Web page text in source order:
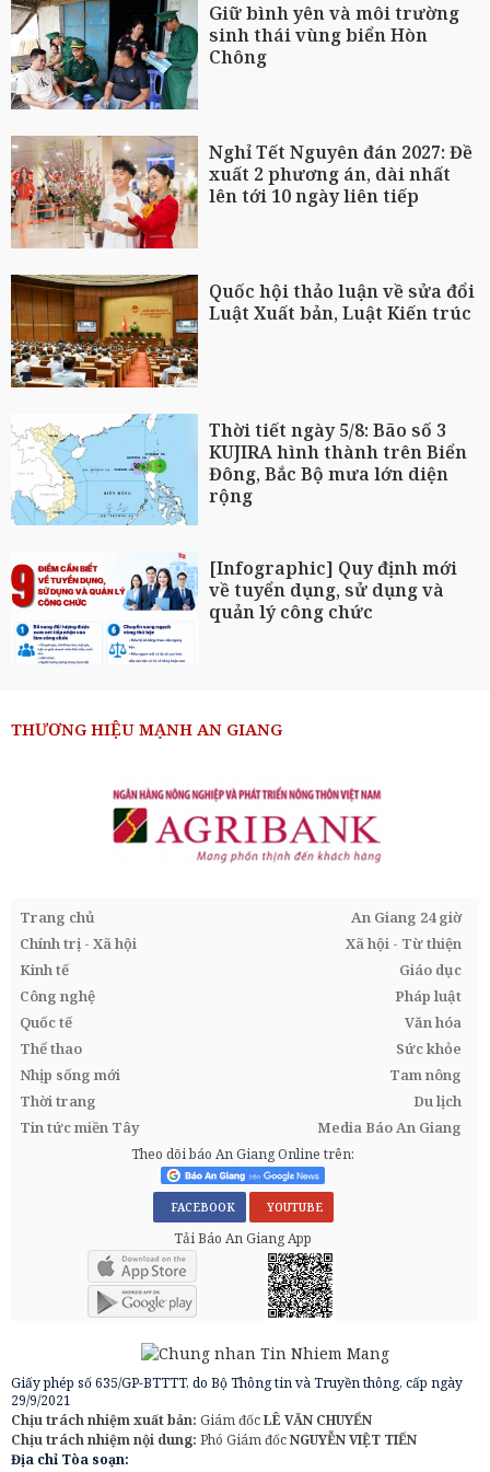
Giữ bình yên và môi trường
sinh thái vùng biển Hòn
Chông
Nghỉ Tết Nguyên đán 2027: Đề
xuất 2 phương án, dài nhất
lên tới 10 ngày liên tiếp
Quốc hội thảo luận về sửa đổi
Luật Xuất bản, Luật Kiến trúc
Thời tiết ngày 5/8: Bão số 3
KUJIRA hình thành trên Biển
Đông, Bắc Bộ mưa lớn diện
rộng
[Infographic] Quy định mới
về tuyển dụng, sử dụng và
quản lý công chức
THƯƠNG HIỆU MẠNH AN GIANG
Trang chủ
An Giang 24 giờ
Chính trị - Xã hội
Xã hội - Từ thiện
Kinh tế
Giáo dục
Công nghệ
Pháp luật
Quốc tế
Văn hóa
Thể thao
Sức khỏe
Nhịp sống mới
Tam nông
Thời trang
Du lịch
Tin tức miền Tây
Media Báo An Giang
Theo dõi báo An Giang Online trên:
FACEBOOK YOUTUBE
Tải Báo An Giang App
Giấy phép số 635/GP-BTTTT, do Bộ Thông tin và Truyền thông, cấp ngày
29/9/2021
Chịu trách nhiệm xuất bản: Giám đốcLÊ VĂN CHUYỂN
Chịu trách nhiệm nội dung: Phó Giám đốcNGUYỄN VIỆT TIẾN
Địa chỉ Tòa soạn: